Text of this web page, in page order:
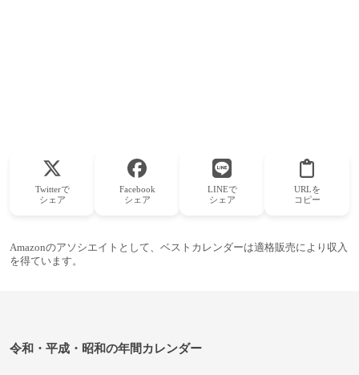
Twitterで
シェア
Facebook
シェア
LINEで
シェア
URLを
コピー
Amazonのアソシエイトとして、ベストカレンダーは適格販売により収入
を得ています。
令和・平成・昭和の年間カレンダー